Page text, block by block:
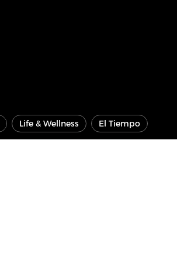
Life & Wellness El Tiempo